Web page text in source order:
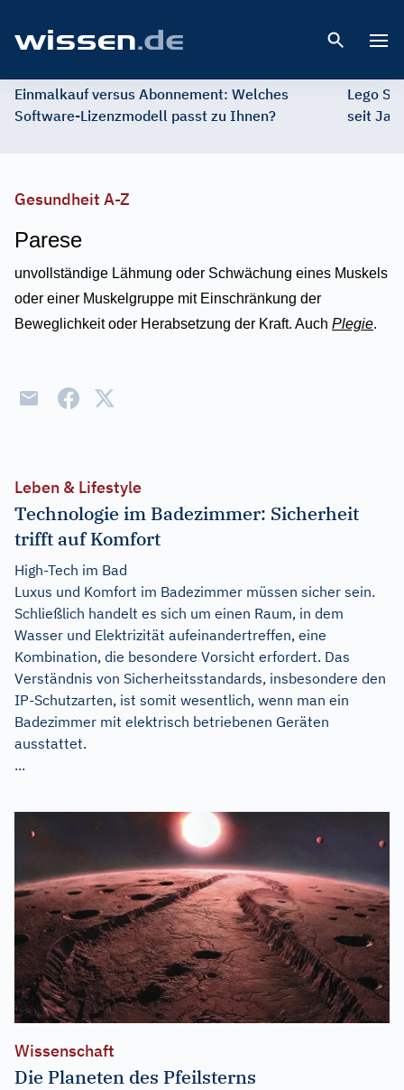
Einmalkauf versus Abonnement: Welches
Software-Lizenzmodell passt zu Ihnen?
Lego
seit
Gesundheit A-Z
Parese
unvollständige Lähmung oder Schwächung eines Muskels
oder einer Muskelgruppe mit Einschränkung der
Beweglichkeit oder Herabsetzung der Kraft. Auch Plegie.
Leben & Lifestyle
Technologie im Badezimmer: Sicherheit
trifft auf Komfort
High-Tech im Bad
Luxus und Komfort im Badezimmer müssen sicher sein.
Schließlich handelt es sich um einen Raum, in dem
Wasser und Elektrizität aufeinandertreffen, eine
Kombination, die besondere Vorsicht erfordert. Das
Verständnis von Sicherheitsstandards, insbesondere den
IP-Schutzarten, ist somit wesentlich, wenn man ein
Badezimmer mit elektrisch betriebenen Geräten
ausstattet.
...
Wissenschaft
Die Planeten des Pfeilsterns